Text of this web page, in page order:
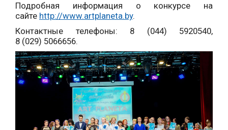
Подробная информация о конкурсе на
сайте http://www.artplaneta.by.
Контактные телефоны: 8 (044) 5920540,
8 (029) 5066656.